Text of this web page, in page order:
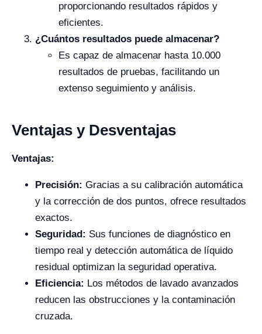
proporcionando resultados rápidos y
eficientes.
¿Cuántos resultados puede almacenar?
Es capaz de almacenar hasta 10.000
resultados de pruebas, facilitando un
extenso seguimiento y análisis.
Ventajas y Desventajas
Ventajas:
Precisión: Gracias a su calibración automática
y la corrección de dos puntos, ofrece resultados
exactos.
Seguridad: Sus funciones de diagnóstico en
tiempo real y detección automática de líquido
residual optimizan la seguridad operativa.
Eficiencia: Los métodos de lavado avanzados
reducen las obstrucciones y la contaminación
cruzada.